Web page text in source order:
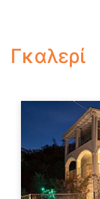
Γκαλερί